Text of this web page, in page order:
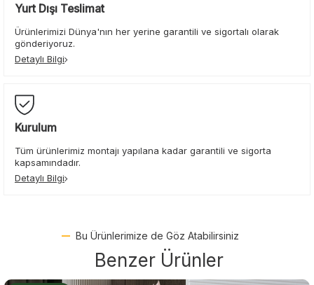
Yurt Dışı Teslimat
Ürünlerimizi Dünya'nın her yerine garantili ve sigortalı olarak
gönderiyoruz.
Detaylı Bilgi
Kurulum
Tüm ürünlerimiz montajı yapılana kadar garantili ve sigorta
kapsamındadır.
Detaylı Bilgi
Bu Ürünlerimize de Göz Atabilirsiniz
Benzer Ürünler